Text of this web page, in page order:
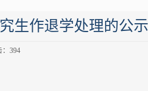
生作退学处理的公示
394